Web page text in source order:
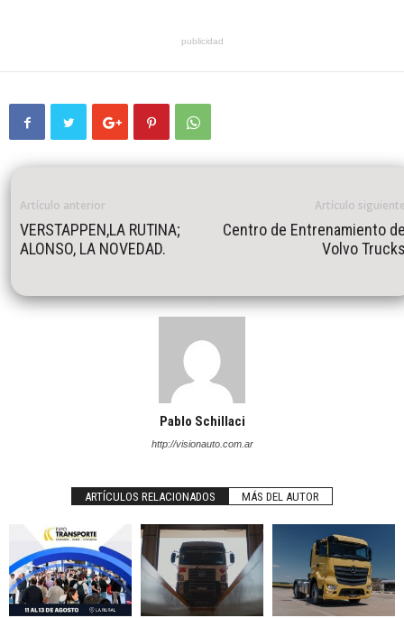
publicidad
Artículo anterior
VERSTAPPEN,LA RUTINA;
ALONSO, LA NOVEDAD.
Artículo
Centro de Entrenamiento
Volvo
Pablo Schillaci
http://visionauto.com.ar
ARTÍCULOS RELACIONADOS MÁS DEL AUTOR